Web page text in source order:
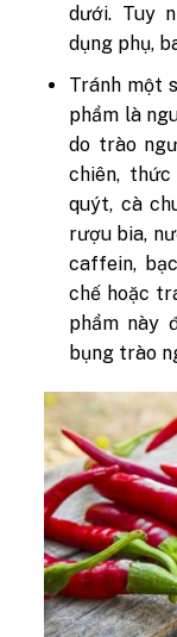
dưới. Tuy
dụng phụ,
Tránh một
phẩm là
do trào
chiên,
quýt, cà
rượu bia,
caffein,
chế hoặc
phẩm này
bụng trào